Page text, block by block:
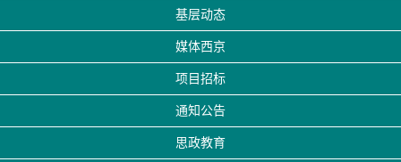
基层动态
媒体西京
项目招标
通知公告
思政教育